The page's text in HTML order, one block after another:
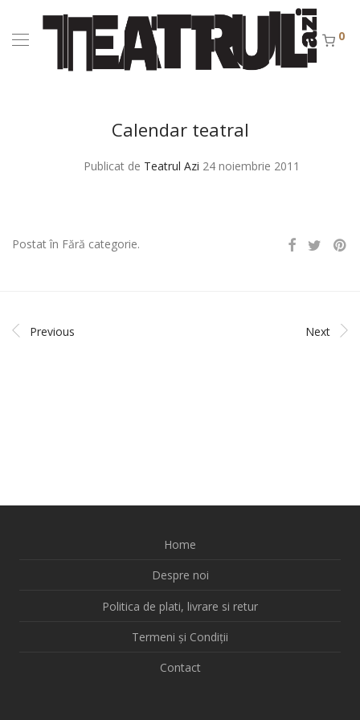
0
Calendar teatral
Publicat de Teatrul Azi 24 noiembrie 2011
Postat în Fără categorie.
Previous Next
Home
Despre noi
Politica de plati, livrare si retur
Termeni și Condiții
Contact